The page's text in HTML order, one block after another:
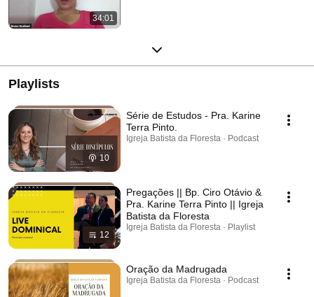
34:01
Playlists
10
Série de Estudos - Pra. Karine
Terra Pinto.
Igreja Batista da Floresta · Podcast
12
Pregações || Bp. Ciro Otávio &
Pra. Karine Terra Pinto || Igreja
Batista da Floresta
Igreja Batista da Floresta · Playlist
Oração da Madrugada
Igreja Batista da Floresta · Podcast